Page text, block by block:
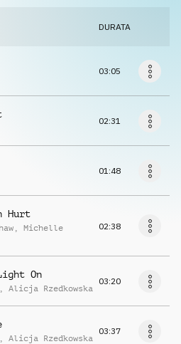
DURATA
03:05
02:31
01:48
Hurt
, Michelle
02:38
On
, Alicja Rzedkowska
03:20
, Alicja Rzedkowska
03:37